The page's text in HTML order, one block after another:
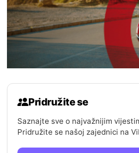
Pridružite se
Saznajte sve o najvažnijim
Pridružite se našoj zajednici na